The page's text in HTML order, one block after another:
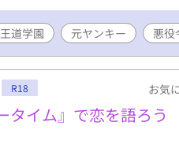
王道学園 元ヤンキー 悪役
R18 お気
タイム』で恋を語ろう